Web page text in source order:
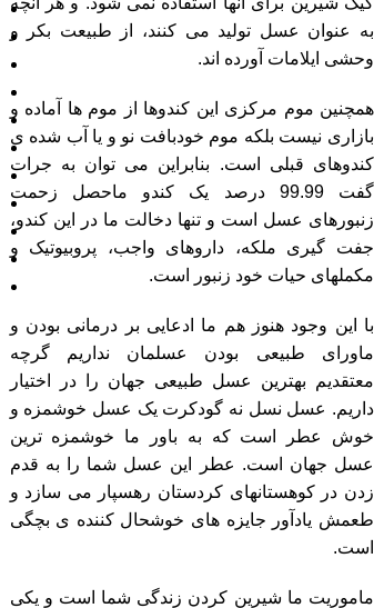
به عنوان عسل تولید می کنند، از طبیعت بکر و
وحشی ایلامات آورده اند.
همچنین موم مرکزی این کندوها از موم ها آماده و
بازاری نیست بلکه موم خودبافت نو و یا آب شده ی
کندوهای قبلی است. بنابراین می توان به جرات
گفت 99.99 درصد یک کندو ماحصل زحمت
زنبورهای عسل است و تنها دخالت ما در این کندو،
جفت گیری ملکه، داروهای واجب، پروبیوتیک و
مکملهای حیات خود زنبور است.
با این وجود هنوز هم ما ادعایی بر درمانی بودن و
ماورای طبیعی بودن عسلمان نداریم گرچه
معتقدیم بهترین عسل طبیعی جهان را در اختیار
داریم. عسل نسل نه گودکرت یک عسل خوشمزه و
خوش عطر است که به باور ما خوشمزه ترین
عسل جهان است. عطر این عسل شما را به قدم
زدن در کوهستانهای کردستان رهسپار می سازد و
طعمش یادآور جایزه های خوشحال کننده ی بچگی
است.
ماموریت ما شیرین کردن زندگی شما است و یکی